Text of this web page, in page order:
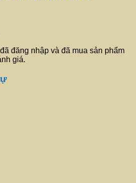
đăng nhập và đã mua sản phẩm
giá.